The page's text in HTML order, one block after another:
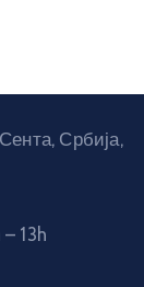
Србија,
13h